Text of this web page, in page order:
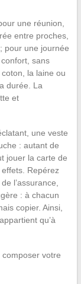
une réunion,
entre proches,
pour une journée
sans
la laine ou
durée. La
et
une veste
: autant de
jouer la carte de
Repérez
l’assurance,
: à chacun
copier. Ainsi,
qu’à
votre